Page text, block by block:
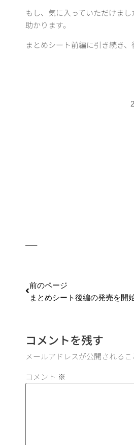
もし、気に入っていただけま
助かります。
まとめシート前編に引き続き
—–
前のページ
まとめシート後編の発売を開
コメントを残す
メールアドレスが公開されるこ
コメント ※